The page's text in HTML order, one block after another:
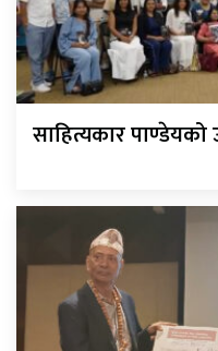
साहित्यकार पाण्डेयको